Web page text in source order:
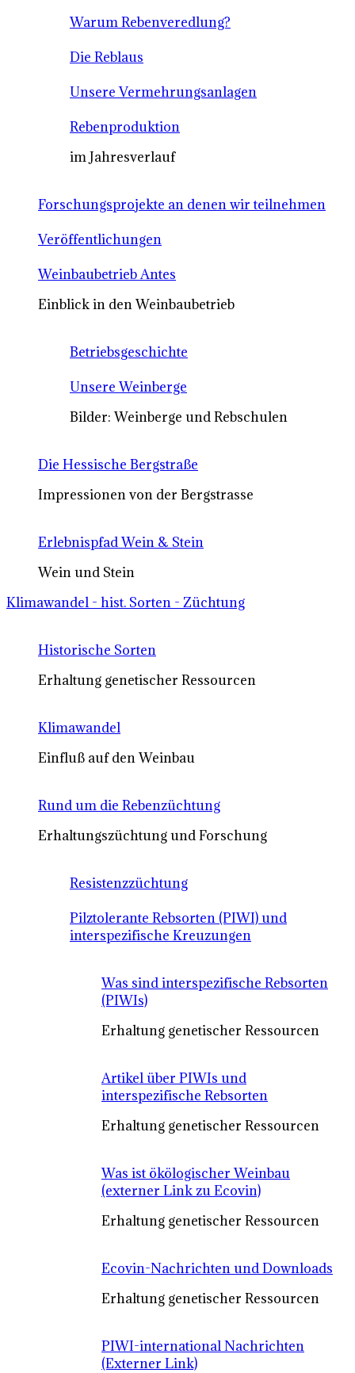
Warum Rebenveredlung?
Die Reblaus
Unsere Vermehrungsanlagen
Rebenproduktion
im Jahresverlauf
Forschungsprojekte an denen wir teilnehmen
Veröffentlichungen
Weinbaubetrieb Antes
Einblick in den Weinbaubetrieb
Betriebsgeschichte
Unsere Weinberge
Bilder: Weinberge und Rebschulen
Die Hessische Bergstraße
Impressionen von der Bergstrasse
Erlebnispfad Wein & Stein
Wein und Stein
Klimawandel - hist. Sorten - Züchtung
Historische Sorten
Erhaltung genetischer Ressourcen
Klimawandel
Einfluß auf den Weinbau
Rund um die Rebenzüchtung
Erhaltungszüchtung und Forschung
Resistenzzüchtung
Pilztolerante Rebsorten (PIWI) und
interspezifische Kreuzungen
Was sind interspezifische Rebsorten
(PIWIs)
Erhaltung genetischer Ressourcen
Artikel über PIWIs und
interspezifische Rebsorten
Erhaltung genetischer Ressourcen
Was ist ökölogischer Weinbau
(externer Link zu Ecovin)
Erhaltung genetischer Ressourcen
Ecovin-Nachrichten und Downloads
Erhaltung genetischer Ressourcen
PIWI-international Nachrichten
(Externer Link)